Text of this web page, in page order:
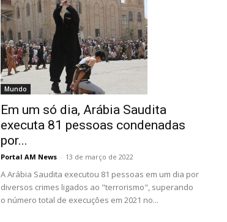
Mundo
Em um só dia, Arábia Saudita
executa 81 pessoas condenadas
por...
Portal AM News - 13 de março de 2022
A Arábia Saudita executou 81 pessoas em um dia por
diversos crimes ligados ao "terrorismo", superando
o número total de execuções em 2021 no...